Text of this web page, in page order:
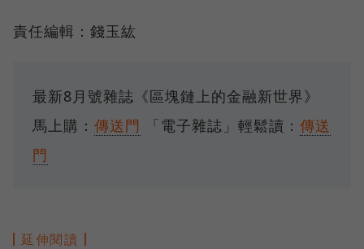
責任編輯：錢玉紘
最新8月號雜誌《區塊鏈上的金融新世界》
馬上購： 傳送門 「電子雜誌」輕鬆讀： 傳送
門
延伸閱讀